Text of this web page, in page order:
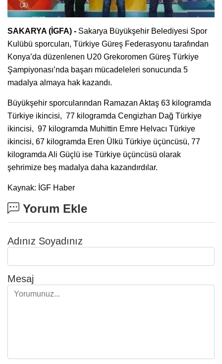
SAKARYA (İGFA) - Sakarya Büyükşehir Belediyesi Spor
Kulübü sporcuları, Türkiye Güreş Federasyonu tarafından
Konya’da düzenlenen U20 Grekoromen Güreş Türkiye
Şampiyonası’nda başarı mücadeleleri sonucunda 5
madalya almaya hak kazandı.
Büyükşehir sporcularından Ramazan Aktaş 63 kilogramda
Türkiye ikincisi, 77 kilogramda Cengizhan Dağ Türkiye
ikincisi, 97 kilogramda Muhittin Emre Helvacı Türkiye
ikincisi, 67 kilogramda Eren Ülkü Türkiye üçüncüsü, 77
kilogramda Ali Güçlü ise Türkiye üçüncüsü olarak
şehrimize beş madalya daha kazandırdılar.
Kaynak: İGF Haber
Yorum Ekle
Adınız Soyadınız
Mesaj